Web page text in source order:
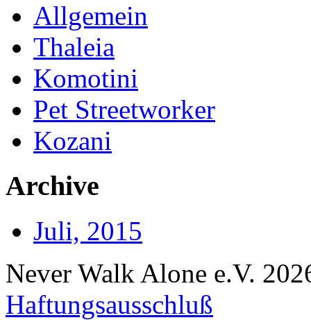
Allgemein
Thaleia
Komotini
Pet Streetworker
Kozani
Archive
Juli, 2015
Never Walk Alone e.V.
Haftungsausschluß